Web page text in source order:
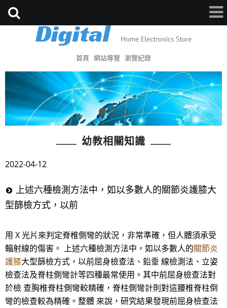
首頁 網站導覽 瀏覽紀錄
幼教相關知識
2022-04-12
上述六種檢測方法中，如以多數人的關節炎護膝大
型篩檢方式，以前
用 X 光片來判定脊椎側彎的狀況，非常準確，但人體須承受
輻射線的傷害。 上述六種檢測方法中，如以多數人的關節炎
護膝大型篩檢方式，以前屈身檢查法、鉛垂 線檢測法、立姿
檢查法及脊柱側彎計等四種最常使用。其中前屈身檢查法對
於檢 查胸椎脊柱側彎較精確，脊柱側彎計則對這腰椎脊柱倒
彎的檢查較為精確。整體 來說，研究結果發現前屈身檢查法